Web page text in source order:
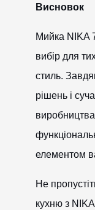
Висновок
Мийка NIKA
вибір для
стиль.
рішень і
елементом
Не
кухню з